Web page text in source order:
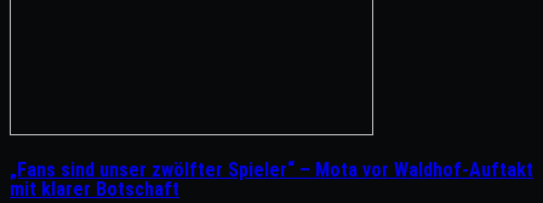
„Fans sind unser zwölfter Spieler“ – Mota vor Waldhof-Auftakt
mit klarer Botschaft